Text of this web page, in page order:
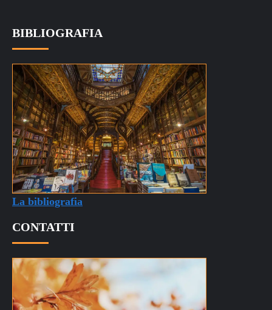
BIBLIOGRAFIA
La bibliografia
CONTATTI